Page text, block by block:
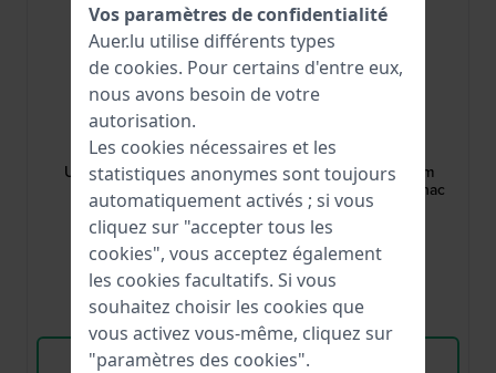
Orient
UL003012J0
UL003012J0 21 mm
Bracelet Cuir Noir
117,00 €
● En stock
Comparer
Voir les produits
UL00H015P0
UL00H015P0 16 mm
Bracelet en cuir cognac
42,00 €
● En stock
Comparer
Voir les produits
Vos paramètres de confidentialité
Auer.lu utilise différents types
de cookies. Pour certains d'entre eux,
nous avons besoin de votre
autorisation.
Les cookies nécessaires et les
statistiques anonymes sont toujours
automatiquement activés ; si vous
cliquez sur "accepter tous les
cookies", vous acceptez également
les cookies facultatifs. Si vous
souhaitez choisir les cookies que
vous activez vous-même, cliquez sur
"paramètres des cookies".